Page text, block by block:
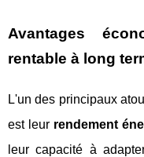
Avantages
rentable à long
L'un des principaux
est leur rendement
leur capacité à